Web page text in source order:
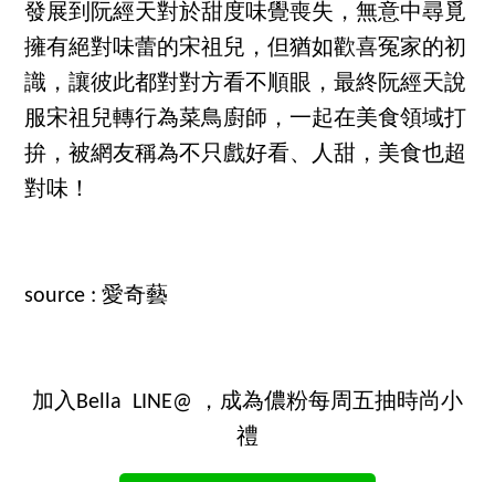
發展到阮經天對於甜度味覺喪失，無意中尋覓
擁有絕對味蕾的宋祖兒，但猶如歡喜冤家的初
識，讓彼此都對對方看不順眼，最終阮經天說
服宋祖兒轉行為菜鳥廚師，一起在美食領域打
拚，被網友稱為不只戲好看、人甜，美食也超
對味！
source : 愛奇藝
加入Bella LINE@ ，成為儂粉每周五抽時尚小
禮